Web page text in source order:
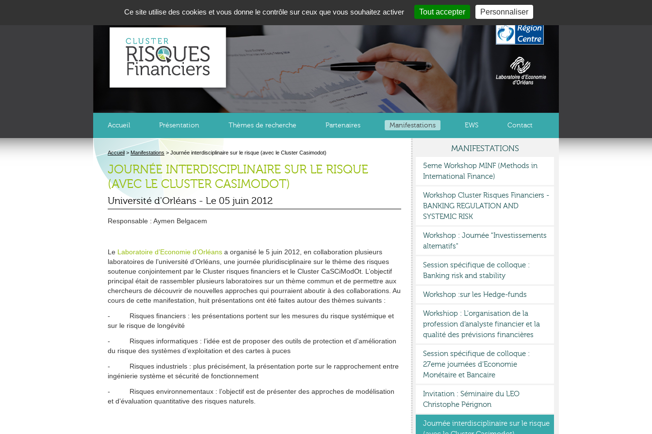
Accueil Présentation Thèmes de recherche Partenaires Manifestations EWS Contact
Accueil > Manifestations >Journée interdisciplinaire sur le risque (avec le Cluster Casimodot)
JOURNÉE INTERDISCIPLINAIRE SUR LE RISQUE
(AVEC LE CLUSTER CASIMODOT)
Université d'Orléans - Le 05 juin 2012
Responsable : Aymen Belgacem
Le Laboratoire d’Economie d’Orléans a organisé le 5 juin 2012, en collaboration plusieurs
laboratoires de l’université d’Orléans, une journée pluridisciplinaire sur le thème des risques
soutenue conjointement par le Cluster risques financiers et le Cluster CaSCiModOt. L’objectif
principal était de rassembler plusieurs laboratoires sur un thème commun et de permettre aux
chercheurs de découvrir de nouvelles approches qui pourraient aboutir à des collaborations. Au
cours de cette manifestation, huit présentations ont été faites autour des thèmes suivants :
- Risques financiers : les présentations portent sur les mesures du risque systémique et
sur le risque de longévité
- Risques informatiques : l’idée est de proposer des outils de protection et d’amélioration
du risque des systèmes d’exploitation et des cartes à puces
- Risques industriels : plus précisément, la présentation porte sur le rapprochement entre
ingénierie système et sécurité de fonctionnement
- Risques environnementaux : l’objectif est de présenter des approches de modélisation
et d’évaluation quantitative des risques naturels.
MANIFESTATIONS
5eme Workshop MINF (Methods in
International Finance)
Workshop Cluster Risques Financiers -
BANKING REGULATION AND
SYSTEMIC RISK
Workshop : Journée "Investissements
alternatifs"
Session spécifique de colloque :
Banking risk and stability
Workshop :sur les Hedge-funds
Workshiop : L'organisation de la
profession d'analyste financier et la
qualité des prévisions financières
Session spécifique de colloque :
27eme journées d'Economie
Monétaire et Bancaire
Invitation : Séminaire du LEO
Christophe Pérignon
Journée interdisciplinaire sur le risque
Ce site utilise des cookies et vous donne le contrôle sur ceux que vous souhaitez activer Tout accepter Personnaliser